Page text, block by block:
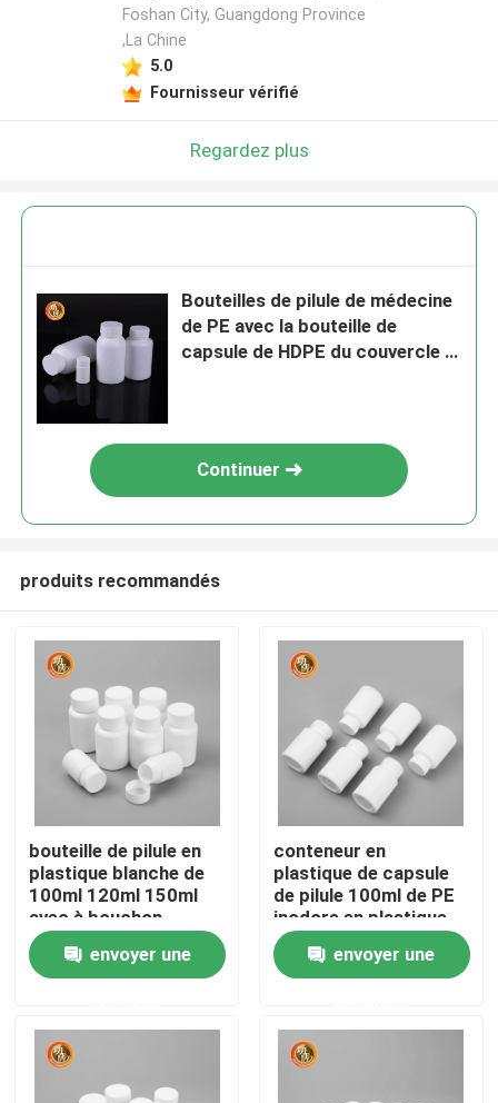
Aperçu
Produits
Vidéos
A propos de nous
Foshan City, Guangdong Province
,La Chine
5.0
Fournisseur vérifié
Regardez plus
Bouteilles de pilule de médecine
de PE avec la bouteille de
capsule de HDPE du couvercle à
Continuer
produits recommandés
bouteille de pilule en
plastique blanche de
100ml 120ml 150ml
avec à bouchon
vissable
envoyer une
conteneur en
plastique de capsule
de pilule 100ml de PE
inodore en plastique
de bouteille
envoyer une